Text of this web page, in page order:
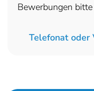
Bewerbungen bitte
Telefonat oder